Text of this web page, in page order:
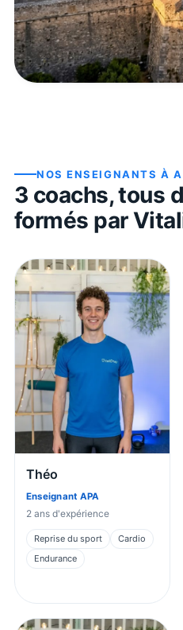
NOS ENSEIGNANTS À
3 coachs, tous
formés par
Théo
Enseignant APA
2 ans d'expérience
Reprise du sport
Cardio
Endurance